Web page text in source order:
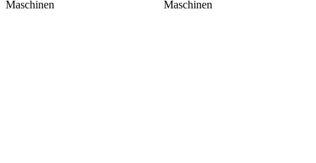
Maschinen
Maschinen